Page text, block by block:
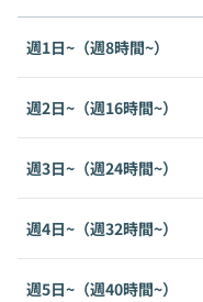
週1日~（週8時間~）
週2日~（週16時間~）
週3日~（週24時間~）
週4日~（週32時間~）
週5日~（週40時間~）